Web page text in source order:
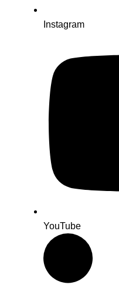
Instagram
YouTube